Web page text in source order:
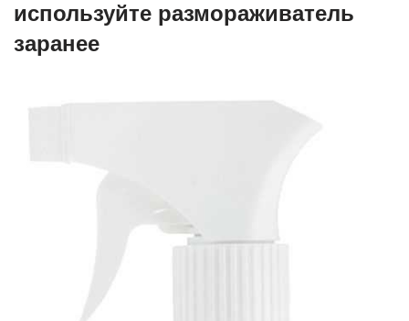
используйте размораживатель
заранее